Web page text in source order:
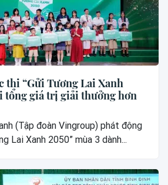
thi “Gửi Tương Lai Xanh
tổng giá trị giải thưởng hơn
(Tập đoàn Vingroup) phát động
Lai Xanh 2050” mùa 3 dành...